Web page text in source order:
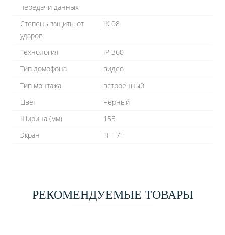
передачи данных
Степень защиты от
ударов
IK 08
Технология
IP 360
Тип домофона
видео
Тип монтажа
встроенный
Цвет
Черный
Ширина (мм)
153
Экран
TFT 7"
РЕКОМЕНДУЕМЫЕ ТОВАРЫ